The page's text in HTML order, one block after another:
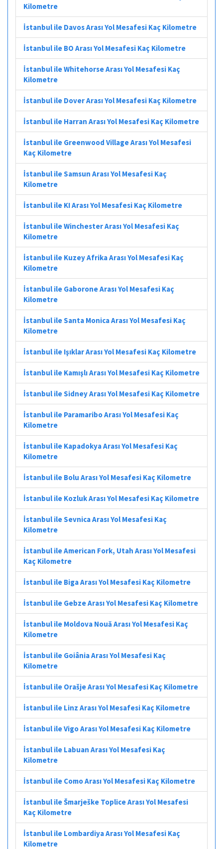
Kilometre
İstanbul ile Davos Arası Yol Mesafesi Kaç Kilometre
İstanbul ile BO Arası Yol Mesafesi Kaç Kilometre
İstanbul ile Whitehorse Arası Yol Mesafesi Kaç
Kilometre
İstanbul ile Dover Arası Yol Mesafesi Kaç Kilometre
İstanbul ile Harran Arası Yol Mesafesi Kaç Kilometre
İstanbul ile Greenwood Village Arası Yol Mesafesi
Kaç Kilometre
İstanbul ile Samsun Arası Yol Mesafesi Kaç
Kilometre
İstanbul ile KI Arası Yol Mesafesi Kaç Kilometre
İstanbul ile Winchester Arası Yol Mesafesi Kaç
Kilometre
İstanbul ile Kuzey Afrika Arası Yol Mesafesi Kaç
Kilometre
İstanbul ile Gaborone Arası Yol Mesafesi Kaç
Kilometre
İstanbul ile Santa Monica Arası Yol Mesafesi Kaç
Kilometre
İstanbul ile Işıklar Arası Yol Mesafesi Kaç Kilometre
İstanbul ile Kamışlı Arası Yol Mesafesi Kaç Kilometre
İstanbul ile Sidney Arası Yol Mesafesi Kaç Kilometre
İstanbul ile Paramaribo Arası Yol Mesafesi Kaç
Kilometre
İstanbul ile Kapadokya Arası Yol Mesafesi Kaç
Kilometre
İstanbul ile Bolu Arası Yol Mesafesi Kaç Kilometre
İstanbul ile Kozluk Arası Yol Mesafesi Kaç Kilometre
İstanbul ile Sevnica Arası Yol Mesafesi Kaç
Kilometre
İstanbul ile American Fork, Utah Arası Yol Mesafesi
Kaç Kilometre
İstanbul ile Biga Arası Yol Mesafesi Kaç Kilometre
İstanbul ile Gebze Arası Yol Mesafesi Kaç Kilometre
İstanbul ile Moldova Nouă Arası Yol Mesafesi Kaç
Kilometre
İstanbul ile Goiânia Arası Yol Mesafesi Kaç
Kilometre
İstanbul ile Orašje Arası Yol Mesafesi Kaç Kilometre
İstanbul ile Linz Arası Yol Mesafesi Kaç Kilometre
İstanbul ile Vigo Arası Yol Mesafesi Kaç Kilometre
İstanbul ile Labuan Arası Yol Mesafesi Kaç
Kilometre
İstanbul ile Como Arası Yol Mesafesi Kaç Kilometre
İstanbul ile Šmarješke Toplice Arası Yol Mesafesi
Kaç Kilometre
İstanbul ile Lombardiya Arası Yol Mesafesi Kaç
Kilometre